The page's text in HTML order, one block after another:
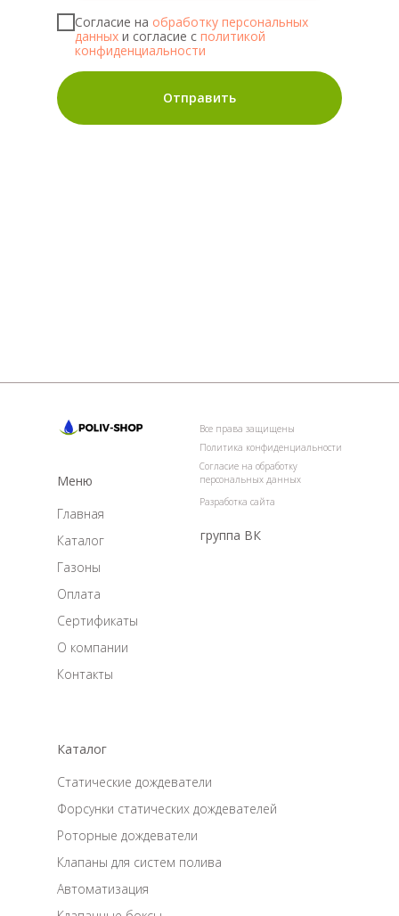
Согласие на обработку персональных
данных и согласие с политикой
конфиденциальности
Отправить
Главная
Все права защищены
Политика конфиденциальности
Разработка сайта
Согласие на обработку
персональных данных
Каталог
Газоны
Оплата
Сертификаты
О компании
Контакты
Статические дождеватели
Форсунки статических дождевателей
Роторные дождеватели
Клапаны для систем полива
Автоматизация
Меню
Каталог
группа ВК